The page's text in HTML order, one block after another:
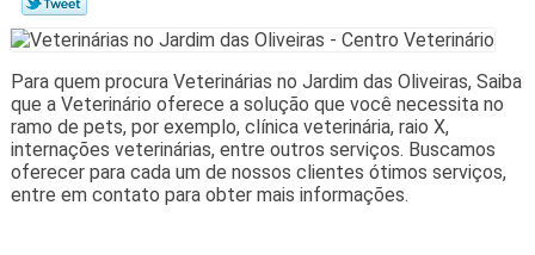
Para quem procura Veterinárias no Jardim das Oliveiras, Saiba
que a Veterinário oferece a solução que você necessita no
ramo de pets, por exemplo, clínica veterinária, raio X,
internações veterinárias, entre outros serviços. Buscamos
oferecer para cada um de nossos clientes ótimos serviços,
entre em contato para obter mais informações.